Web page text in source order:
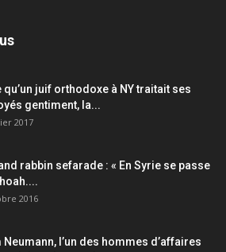
qu’un juif orthodoxe à NY traitait ses
gentiment, la...
2017
rabbin sefarade : « En Syrie se passe
2016
Neumann, l’un des hommes d’affaires